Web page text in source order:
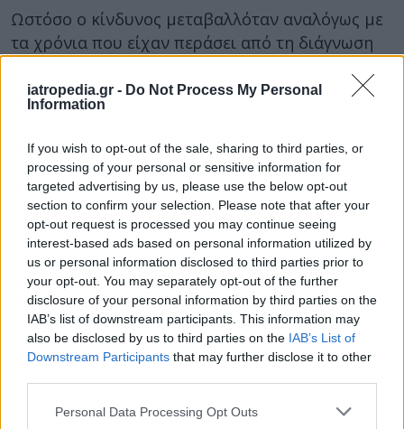
iatropedia.gr - Do Not Process My Personal
Information
If you wish to opt-out of the sale, sharing to third parties, or
processing of your personal or sensitive information for
targeted advertising by us, please use the below opt-out
section to confirm your selection. Please note that after your
opt-out request is processed you may continue seeing
interest-based ads based on personal information utilized by
us or personal information disclosed to third parties prior to
your opt-out. You may separately opt-out of the further
disclosure of your personal information by third parties on the
IAB’s list of downstream participants. This information may
also be disclosed by us to third parties on the IAB’s List of
Downstream Participants that may further disclose it to other
Personal Data Processing Opt Outs
Ωστόσο ο κίνδυνος μεταβαλλόταν αναλόγως με
τα χρόνια που είχαν περάσει από τη διάγνωση
πρώτη δεκαετία από τη διάγνωση. Στην
πραγματικότητα, οι πιθανότητες νόσου
χρόνια μετά την εκδήλωση των συμπτωμάτων
του έλκους.
Το ελικοβακτηρίδιο του πυλωρού προσβάλλει
τα δύο τρίτα του παγκόσμιου πληθυσμού.
Αντιμετωπίζεται με συνδυασμένη αντιβιοτική
αγωγή, η οποία προστατεύει τους ασθενείς από
το έλκος και τον καρκίνο.
Τα νέα ευρήματα εγείρουν το ενδεχόμενο η
εκρίζωσή του να μπορεί να δράσει
Αυτό όμως είναι κάτι που πρέπει να διερευνηθεί